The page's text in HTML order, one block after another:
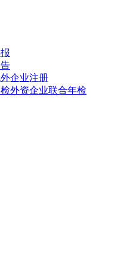
企业注册
外资企业联合年检